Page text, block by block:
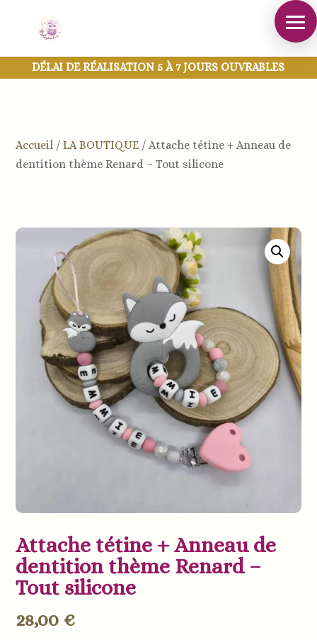
DÉLAI DE RÉALISATION 5 À 7 JOURS OUVRABLES
Accueil /LA BOUTIQUE /Attache tétine + Anneau de
dentition thème Renard – Tout silicone
Attache tétine + Anneau de
dentition thème Renard –
Tout silicone
28,00 €